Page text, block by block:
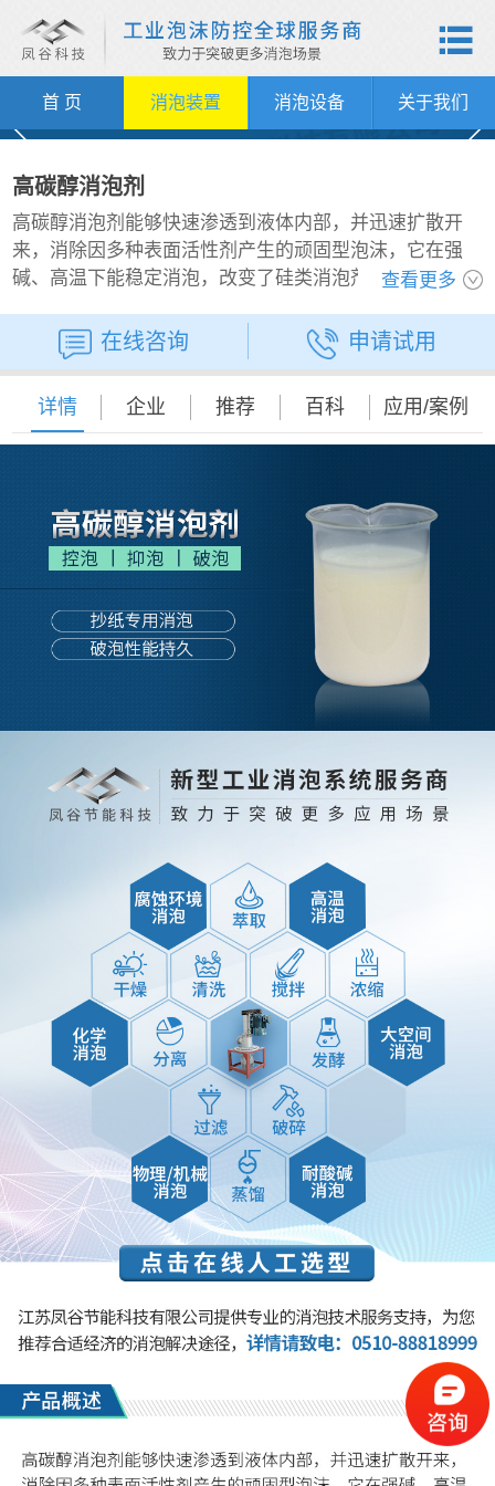

首 页 消泡装置 消泡设备 关于我们
高碳醇消泡剂
高碳醇消泡剂能够快速渗透到液体内部，并迅速扩散开
来，消除因多种表面活性剂产生的顽固型泡沫，它在强
碱、高温下能稳定消泡，改变了硅类消泡剂残留硅斑的缺
洗工业等领域，消抑泡持久。
查看更多
在线咨询 申请试用
详情 企业 推荐 百科 应用/案例